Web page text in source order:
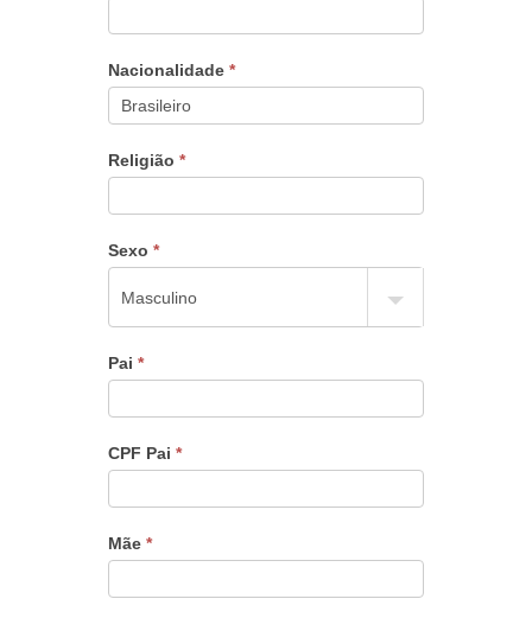
Nacionalidade *
Religião *
Sexo *
Pai *
CPF Pai *
Mãe *